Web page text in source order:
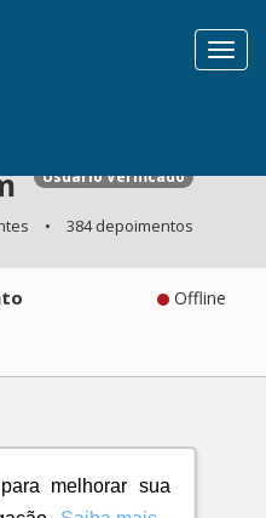
melhorar sua
Usuário Verificado
• 384 depoimentos
Offline